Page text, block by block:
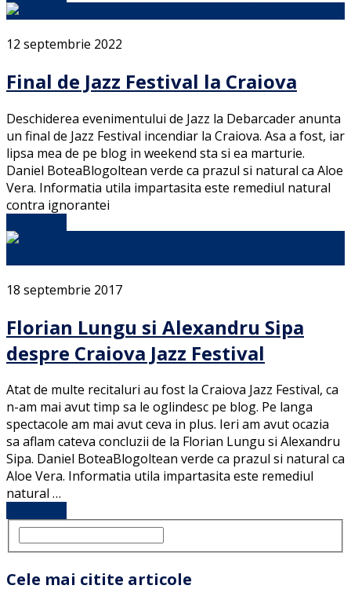
12 septembrie 2022
Final de Jazz Festival la Craiova
Deschiderea evenimentului de Jazz la Debarcader anunta
un final de Jazz Festival incendiar la Craiova. Asa a fost, iar
lipsa mea de pe blog in weekend sta si ea marturie.
Daniel BoteaBlogoltean verde ca prazul si natural ca Aloe
Vera. Informatia utila impartasita este remediul natural
contra ignorantei
18 septembrie 2017
Florian Lungu si Alexandru Sipa
despre Craiova Jazz Festival
Atat de multe recitaluri au fost la Craiova Jazz Festival, ca
n-am mai avut timp sa le oglindesc pe blog. Pe langa
spectacole am mai avut ceva in plus. Ieri am avut ocazia
sa aflam cateva concluzii de la Florian Lungu si Alexandru
Sipa. Daniel BoteaBlogoltean verde ca prazul si natural ca
Aloe Vera. Informatia utila impartasita este remediul
natural …
Cele mai citite articole